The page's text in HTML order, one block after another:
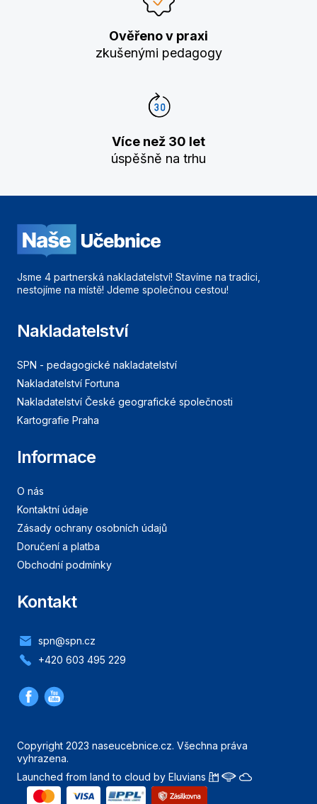
Ověřeno v praxi
zkušenými pedagogy
Více než 30 let
úspěšně na trhu
Jsme 4 partnerská nakladatelství! Stavíme na tradici,
nestojíme na místě! Jdeme společnou cestou!
Nakladatelství
SPN - pedagogické nakladatelství
Nakladatelství Fortuna
Nakladatelství České geografické společnosti
Kartografie Praha
Informace
O nás
Kontaktní údaje
Zásady ochrany osobních údajů
Doručení a platba
Obchodní podmínky
Kontakt
spn@spn.cz
+420 603 495 229
Copyright 2023 naseucebnice.cz. Všechna práva
vyhrazena.
Launched from land to cloud by Eluvians